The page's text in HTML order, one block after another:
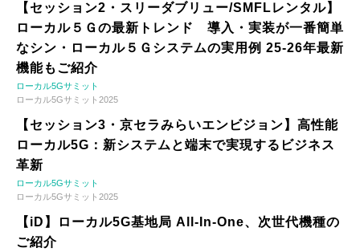
【セッション2・スリーダブリュー/SMFLレンタル】
ローカル５Ｇの最新トレンド 導入・実装が一番簡単
なシン・ローカル５Ｇシステムの実用例 25-26年最新
機能もご紹介
ローカル5Gサミット
ローカル5Gサミット2025
【セッション3・京セラみらいエンビジョン】高性能
ローカル5G：新システムと端末で実現するビジネス
革新
ローカル5Gサミット
ローカル5Gサミット2025
【iD】ローカル5G基地局 All-In-One、次世代機種の
ご紹介